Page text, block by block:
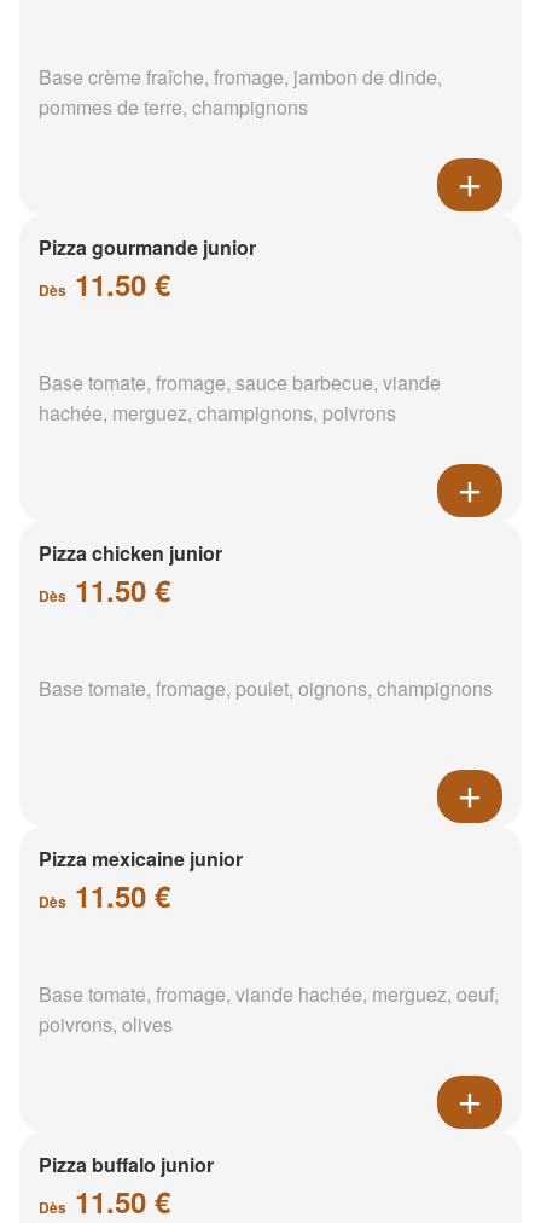
Base crème fraîche, fromage, jambon de dinde,
pommes de terre, champignons
Pizza gourmande junior
Dès 11.50 €
Base tomate, fromage, sauce barbecue, viande
hachée, merguez, champignons, poivrons
Pizza chicken junior
Dès 11.50 €
Base tomate, fromage, poulet, oignons, champignons
Pizza mexicaine junior
Dès 11.50 €
Base tomate, fromage, viande hachée, merguez, oeuf,
poivrons, olives
Pizza buffalo junior
Dès 11.50 €